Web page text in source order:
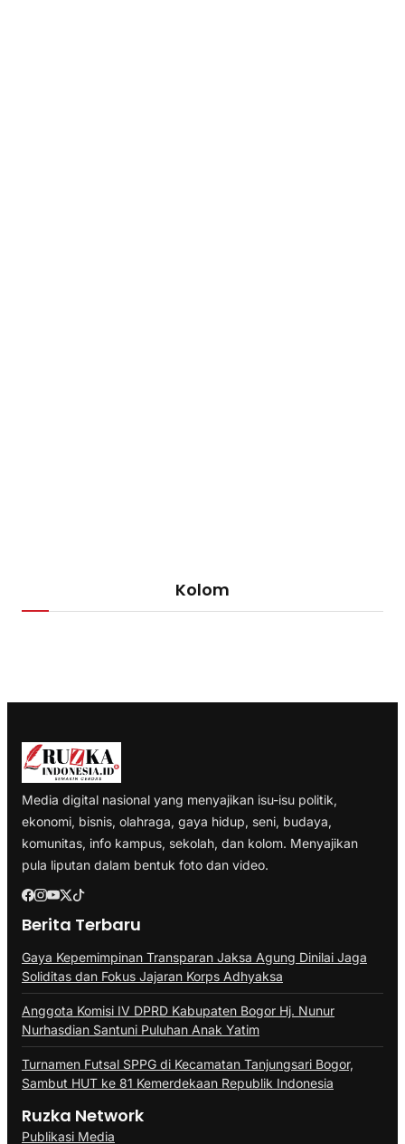
Kolom
Media digital nasional yang menyajikan isu-isu politik,
ekonomi, bisnis, olahraga, gaya hidup, seni, budaya,
komunitas, info kampus, sekolah, dan kolom. Menyajikan
pula liputan dalam bentuk foto dan video.
Berita Terbaru
Gaya Kepemimpinan Transparan Jaksa Agung Dinilai Jaga
Soliditas dan Fokus Jajaran Korps Adhyaksa
Anggota Komisi IV DPRD Kabupaten Bogor Hj. Nunur
Nurhasdian Santuni Puluhan Anak Yatim
Turnamen Futsal SPPG di Kecamatan Tanjungsari Bogor,
Sambut HUT ke 81 Kemerdekaan Republik Indonesia
Ruzka Network
Publikasi Media